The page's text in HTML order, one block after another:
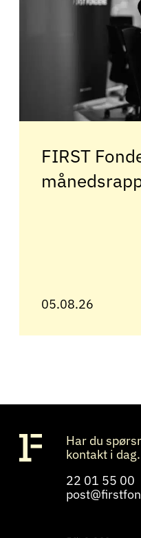
FIRST
05.08.26
Har du
kontakt i dag.
22 01 55 00